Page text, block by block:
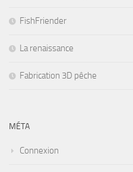
FishFriender
La renaissance
Fabrication 3D pêche
MÉTA
Connexion